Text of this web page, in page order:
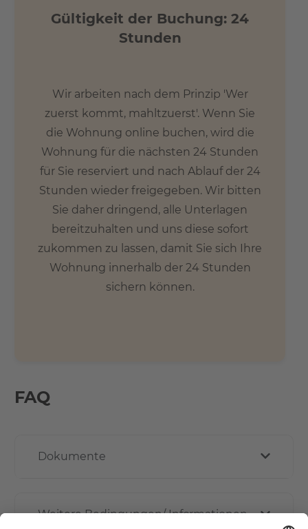
Gültigkeit der Buchung: 24
Stunden
Wir arbeiten nach dem Prinzip 'Wer
zuerst kommt, mahltzuerst'. Wenn Sie
die Wohnung online buchen, wird die
Wohnung für die nächsten 24 Stunden
für Sie reserviert und nach Ablauf der 24
Stunden wieder freigegeben. Wir bitten
Sie daher dringend, alle Unterlagen
bereitzuhalten und uns diese sofort
zukommen zu lassen, damit Sie sich Ihre
Wohnung innerhalb der 24 Stunden
sichern können.
FAQ
Dokumente
Weitere Bedingungen/ Informationen